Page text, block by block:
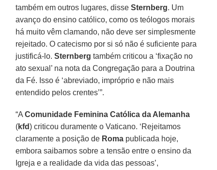
também em outros lugares, disseSternberg. Um
avanço do ensino católico, como os teólogos morais
há muito vêm clamando, não deve ser simplesmente
rejeitado. O catecismo por si só não é suficiente para
justificá-lo.Sternberg também criticou a ‘fixação no
ato sexual’ na nota da Congregação para a Doutrina
da Fé. Isso é ‘abreviado, impróprio e não mais
entendido pelos crentes’”.
“AComunidade Feminina Católica da Alemanha
(kfd) criticou duramente o Vaticano. ‘Rejeitamos
claramente a posição de Roma publicada hoje,
embora saibamos sobre a tensão entre o ensino da
Igreja e a realidade da vida das pessoas’,